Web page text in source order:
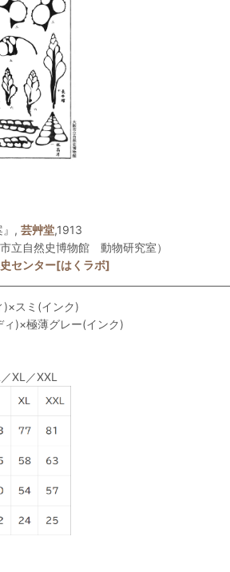
』, 芸艸堂,1913
立自然史博物館 動物研究室）
センター[はくラボ]
)×スミ(インク)
)×極薄グレー(インク)
XL／XXL